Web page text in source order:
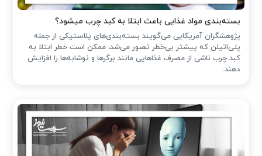
بسته‌بندی مواد غذایی باعث ابتلا به کبد چرب میشود؟
پژوهشگران آمریکایی می‌گویند بسته‌بندی‌های پلاستیکی از جمله
پلی‌اتیلن که پیشتر بی‌خطر تصور می‌شد، ممکن است خطر ابتلا به
کبد چرب ناشی از مصرف غذاهایی مانند برگرها و نوشابه‌ها را افزایش
دهند.